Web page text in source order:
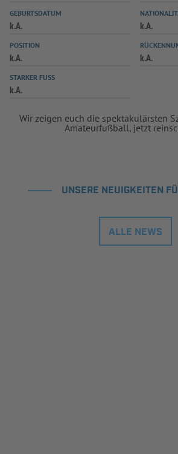
GEBURTSDATUM
k.A. k.A.
POSITION
k.A. k.A.
STARKER FUSS
k.A.
Wir zeigen euch die spektakulärsten
Amateurfußball, jetzt
UNSERE NEUIGKEITEN
ALLE NEWS